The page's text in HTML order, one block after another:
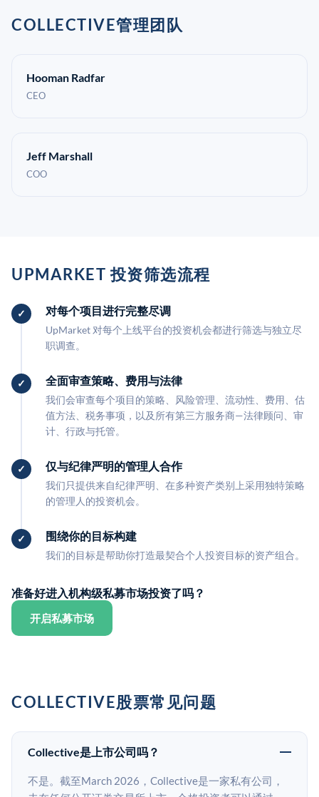
COLLECTIVE管理团队
Hooman Radfar
CEO
Jeff Marshall
COO
UPMARKET 投资筛选流程
对每个项目进行完整尽调
UpMarket 对每个上线平台的投资机会都进行筛选与独立尽
职调查。
全面审查策略、费用与法律
我们会审查每个项目的策略、风险管理、流动性、费用、估
值方法、税务事项，以及所有第三方服务商—法律顾问、审
计、行政与托管。
仅与纪律严明的管理人合作
我们只提供来自纪律严明、在多种资产类别上采用独特策略
的管理人的投资机会。
围绕你的目标构建
我们的目标是帮助你打造最契合个人投资目标的资产组合。
准备好进入机构级私募市场投资了吗？
开启私募市场
COLLECTIVE股票常见问题
Collective是上市公司吗？
不是。截至March 2026，Collective是一家私有公司，